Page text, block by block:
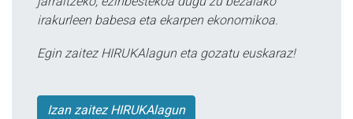
irakurleen babesa eta ekarpen ekonomikoa.
Egin zaitez HIRUKAlagun eta gozatu euskaraz!
Izan zaitez HIRUKAlagun